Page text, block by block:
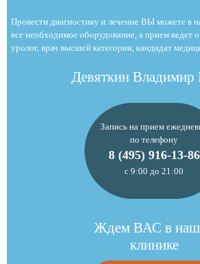
Провести диагностику и лечение ВЫ можете в
все необходимое оборудование, а прием ведет
уролог, врач высшей категории, кандидат
Девяткин Владимир
Запись на прием
по телефону
8 (495) 916-13-86
с 9:00 до 21:00
Ждем ВАС в
клинике